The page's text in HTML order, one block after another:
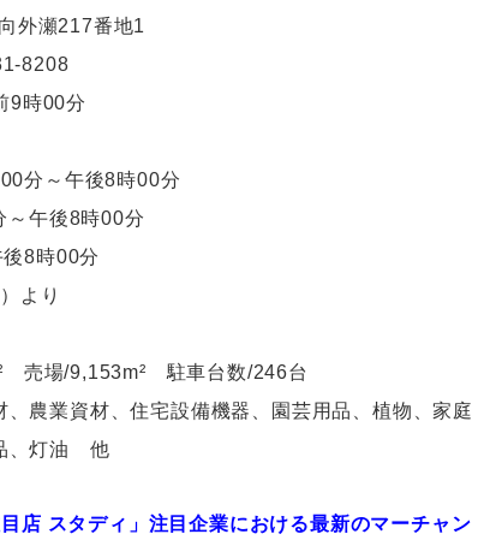
外瀬217番地1
8208
9時00分
分～午後8時00分
～午後8時00分
時00分
より
売場/9,153m² 駐車台数/246台
農業資材、住宅設備機器、園芸用品、植物、家庭
、灯油 他
店 スタディ」注目企業における最新のマーチャン